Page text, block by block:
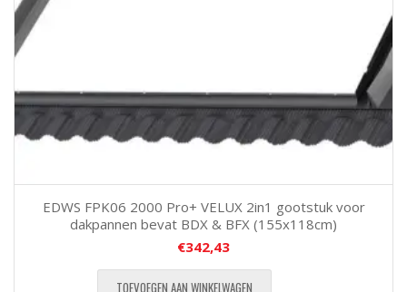
EDWS FPK06 2000 Pro+ VELUX 2in1 gootstuk voor
dakpannen bevat BDX & BFX (155x118cm)
€342,43
TOEVOEGEN AAN WINKELWAGEN